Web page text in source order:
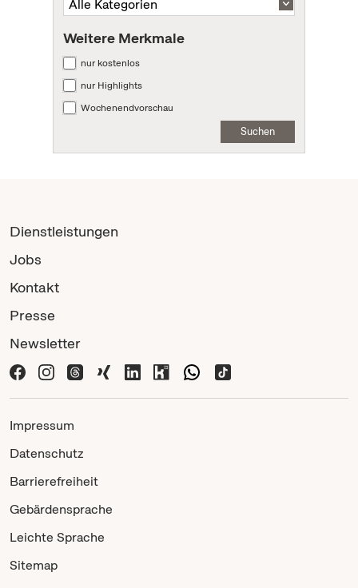
Weitere Merkmale
nur kostenlos
nur Highlights
Wochenendvorschau
Suchen
Dienstleistungen
Jobs
Kontakt
Presse
Newsletter
Impressum
Datenschutz
Barrierefreiheit
Gebärdensprache
Leichte Sprache
Sitemap